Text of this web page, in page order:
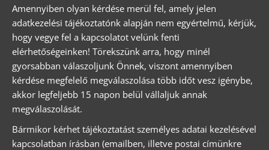
Amennyiben olyan kérdése merül fel, amely jelen
adatkezelési tájékoztatónk alapján nem egyértelmű, kérjük,
hogy vegye fel a kapcsolatot velünk fenti
elérhetőségeinken! Törekszünk arra, hogy minél
gyorsabban válaszoljunk Önnek, viszont amennyiben
kérdése megfelelő megválaszolása több időt vesz igénybe,
akkor legfeljebb 15 napon belül vállaljuk annak
megválaszolását.
Bármikor kérhet tájékoztatást személyes adatai kezelésével
kapcsolatban írásban (emailben, illetve postai címünkre